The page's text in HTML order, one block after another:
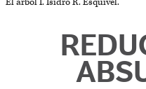
El árbol I. Isidro R. Esquivel.